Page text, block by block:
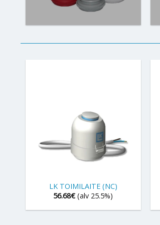
LK TOIMILAITE (NC)
56.68€ (alv 25.5%)